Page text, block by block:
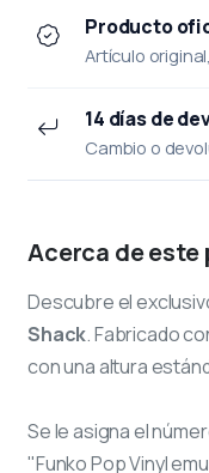
Producto
Artículo
14 días de
Cambio o
Acerca de este
Descubre el
Shack. Fabricado
con una altura
Se le asigna el
"Funko Pop Vinyl